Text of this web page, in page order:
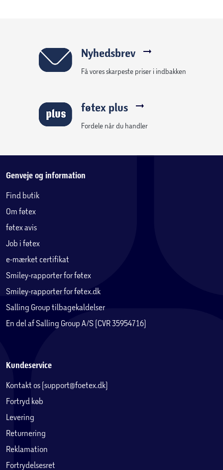
Nyhedsbrev
Få vores skarpeste priser i indbakken
føtex plus
Fordele når du handler
Genveje og information
Find butik
Om føtex
føtex avis
Job i føtex
e-mærket certifikat
Smiley-rapporter for føtex
Smiley-rapporter for føtex.dk
Salling Group tilbagekaldelser
En del af Salling Group A/S (CVR 35954716)
Kundeservice
Kontakt os (support@foetex.dk)
Fortryd køb
Levering
Returnering
Reklamation
Fortrydelsesret